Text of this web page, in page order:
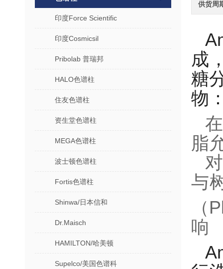
印度Force Scientific
印度Cosmicsil
Pribolab 普瑞邦
HALO色谱柱
住友色谱柱
资生堂色谱柱
MEGA色谱柱
波士顿色谱柱
Fortis色谱柱
Shinwa/日本信和
Dr.Maisch
HAMILTON/哈美顿
Supelco/美国色谱科
供货周
成
糖
物
脂
与
（
响